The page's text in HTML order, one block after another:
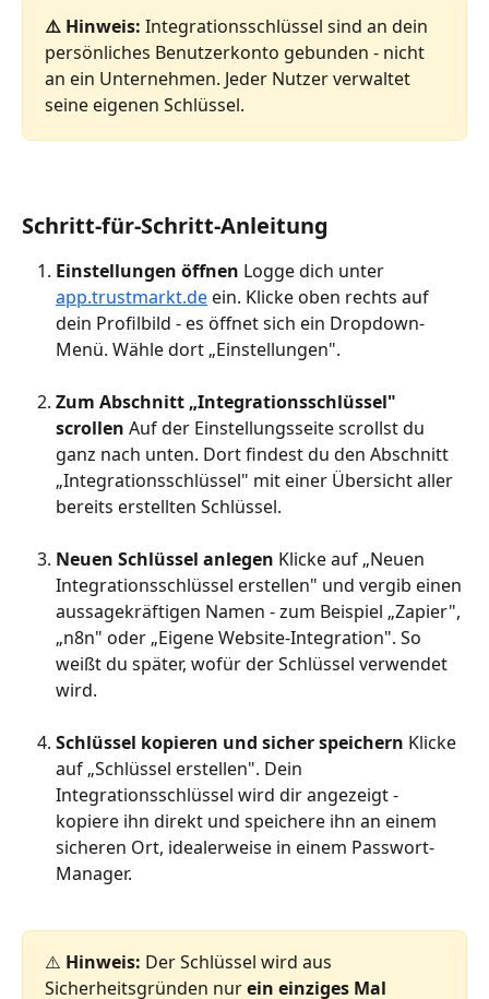
⚠️ Hinweis: Integrationsschlüssel sind an dein
persönliches Benutzerkonto gebunden - nicht
an ein Unternehmen. Jeder Nutzer verwaltet
seine eigenen Schlüssel.
Schritt-für-Schritt-Anleitung
Einstellungen öffnen Logge dich unter
app.trustmarkt.de ein. Klicke oben rechts auf
dein Profilbild - es öffnet sich ein Dropdown-
Menü. Wähle dort „Einstellungen".
Zum Abschnitt „Integrationsschlüssel"
scrollen Auf der Einstellungsseite scrollst du
ganz nach unten. Dort findest du den Abschnitt
„Integrationsschlüssel" mit einer Übersicht aller
bereits erstellten Schlüssel.
Neuen Schlüssel anlegen Klicke auf „Neuen
Integrationsschlüssel erstellen" und vergib einen
aussagekräftigen Namen - zum Beispiel „Zapier",
„n8n" oder „Eigene Website-Integration". So
weißt du später, wofür der Schlüssel verwendet
wird.
Schlüssel kopieren und sicher speichern Klicke
auf „Schlüssel erstellen". Dein
Integrationsschlüssel wird dir angezeigt -
kopiere ihn direkt und speichere ihn an einem
sicheren Ort, idealerweise in einem Passwort-
Manager.
⚠️ Hinweis: Der Schlüssel wird aus
Sicherheitsgründen nur ein einziges Mal